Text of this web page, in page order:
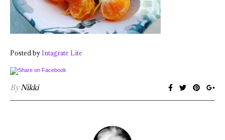
Posted by Intagrate Lite
ByNikki